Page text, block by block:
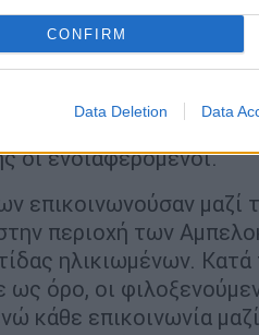
CONFIRM
Data Deletion Data
έρευνα του Τμήματος
Δ.Δ.Ε.Ε.Α./Γ.Α.Δ.Α., η
ιστοσελίδα,
γυναικών,
και αριθμό
οι ενδιαφερόμενοι.
επικοινωνούσαν μαζί
περιοχή των
ηλικιωμένων. Κατά
όρο, οι
κάθε επικοινωνία